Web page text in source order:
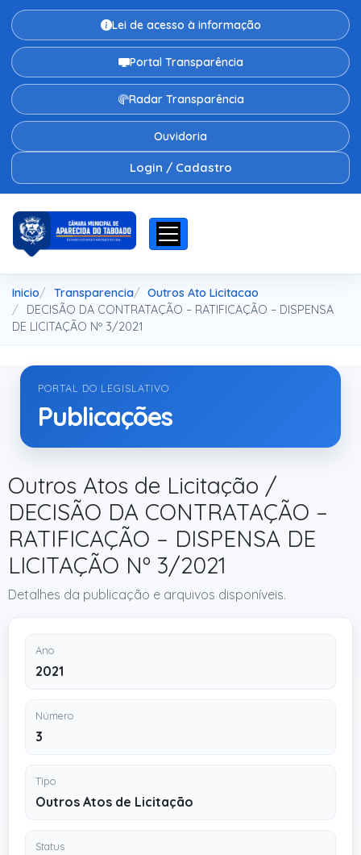
Lei de acesso à informação
Portal Transparência
Radar Transparência
Ouvidoria
Login / Cadastro
Inicio Transparencia
Outros Ato Licitacao
DECISÃO DA CONTRATAÇÃO – RATIFICAÇÃO – DISPENSA
DE LICITAÇÃO Nº 3/2021
PORTAL DO LEGISLATIVO
Publicações
Outros Atos de Licitação /
DECISÃO DA CONTRATAÇÃO –
RATIFICAÇÃO – DISPENSA DE
LICITAÇÃO Nº 3/2021
Detalhes da publicação e arquivos disponíveis.
Ano
2021
Número
3
Tipo
Outros Atos de Licitação
Status